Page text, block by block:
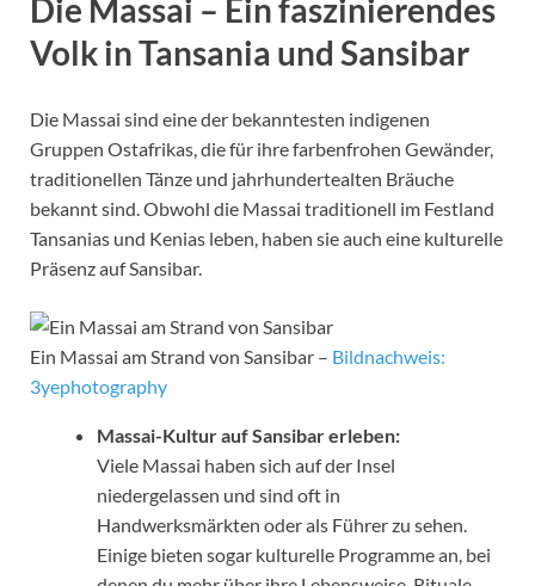
Die Massai – Ein faszinierendes
Volk in Tansania und Sansibar
Die Massai sind eine der bekanntesten indigenen
Gruppen Ostafrikas, die für ihre farbenfrohen Gewänder,
traditionellen Tänze und jahrhundertealten Bräuche
bekannt sind. Obwohl die Massai traditionell im Festland
Tansanias und Kenias leben, haben sie auch eine kulturelle
Präsenz auf Sansibar.
Ein Massai am Strand von Sansibar – Bildnachweis:
3yephotography
Massai-Kultur auf Sansibar erleben:
Viele Massai haben sich auf der Insel
niedergelassen und sind oft in
Handwerksmärkten oder als Führer zu sehen.
Einige bieten sogar kulturelle Programme an, bei